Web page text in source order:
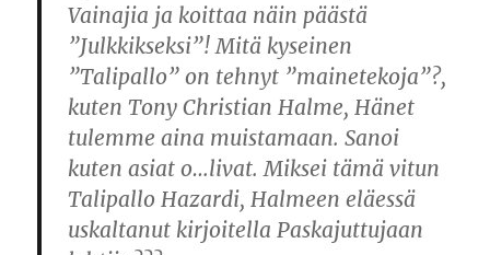
Vainajia ja koittaa näin päästä
”Julkkikseksi”! Mitä kyseinen
”Talipallo” on tehnyt ”mainetekoja”?,
kuten Tony Christian Halme, Hänet
tulemme aina muistamaan. Sanoi
kuten asiat o…livat. Miksei tämä vitun
Talipallo Hazardi, Halmeen eläessä
uskaltanut kirjoitella Paskajuttujaan